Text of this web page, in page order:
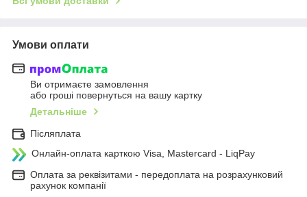
Умови оплати
Ви отримаєте замовлення
або гроші повернуться на вашу картку
Детальніше
Післяплата
Онлайн-оплата карткою Visa, Mastercard - LiqPay
Оплата за реквізитами - передоплата на розрахунковий
рахунок компанії